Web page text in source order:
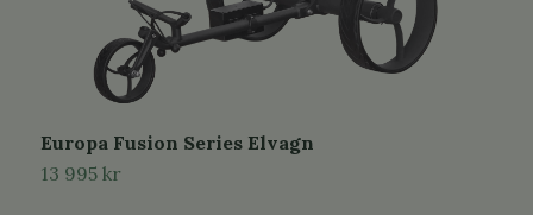
Europa Fusion Series Elvagn
13 995 kr